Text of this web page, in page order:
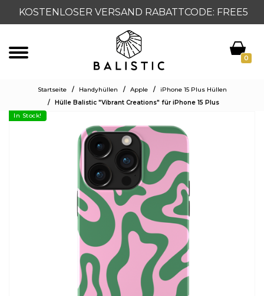
KOSTENLOSER VERSAND RABATTCODE: FREE5
0
Startseite / Handyhüllen / Apple /
iPhone 15 Plus Hüllen
/
Hülle Balistic "Vibrant Creations" für iPhone 15 Plus
In Stock!